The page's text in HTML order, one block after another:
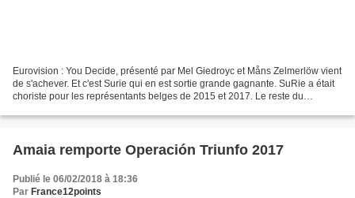
Eurovision : You Decide, présenté par Mel Giedroyc et Måns Zelmerlöw vient
de s'achever. Et c'est Surie qui en est sortie grande gagnante. SuRie a était
choriste pour les représentants belges de 2015 et 2017. Le reste du
Amaia remporte Operación Triunfo 2017
Publié le 06/02/2018 à 18:36
Par France12points